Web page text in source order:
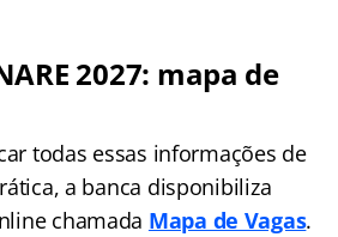
2027: mapa de
todas essas informações de
a banca disponibiliza
chamada Mapa de Vagas.